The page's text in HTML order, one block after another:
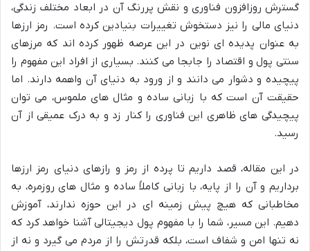
گسترش روزافزون فناوری و نقش پررنگ آن در ابعاد مختلف زندگی،
دنیای مالی را نیز دستخوش تغییرات بنیادین کرده است. رمز ارزها
به عنوان پدیده ای نوین در این عرصه ظهور کرده اند که مرزهای
سنتی پول و اقتصاد را جابجا می کنند. بسیاری از افراد این مفهوم را
پیچیده و دشوار می دانند و از ورود به دنیای آن واهمه دارند. اما
حقیقت آن است که با زبانی ساده و مثال های ملموس، می توان
پیچیدگی های ظاهری این فناوری را کنار زد و به درک عمیقی از آن
رسید.
در این مقاله، قصد داریم تا پرده از رمز و رازهای دنیای رمز ارزها
برداریم و آن را از پایه، با زبانی کاملاً ساده و مثال های روزمره، به
مخاطبانی که هیچ پیش زمینه ای در این حوزه ندارند، آموزش
دهیم. این مسیر، شما را با مفهوم پول دیجیتالی آشنا خواهد کرد که
نه تنها امن و شفاف است، بلکه قدرتش را از مردم می گیرد و نه از